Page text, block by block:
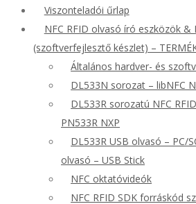
Viszonteladói űrlap
NFC RFID olvasó író eszközök &
(szoftverfejlesztő készlet) –
Általános hardver- és
DL533N sorozat – libNFC
DL533R sorozatú NFC
PN533R NXP
DL533R USB olvasó – PC/
olvasó – USB Stick
NFC oktatóvideók
NFC RFID SDK forráskód